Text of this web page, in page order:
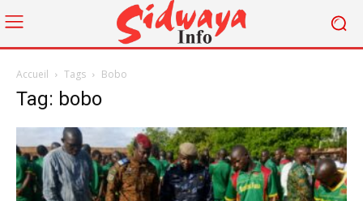
Accueil Tags Bobo
Tag: bobo